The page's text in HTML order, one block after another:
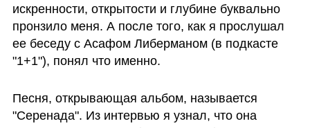
искренности, открытости и глубине буквально
пронзило меня. А после того, как я прослушал
ее беседу с Асафом Либерманом (в подкасте
"1+1"), понял что именно.
Песня, открывающая альбом, называется
"Серенада". Из интервью я узнал, что она